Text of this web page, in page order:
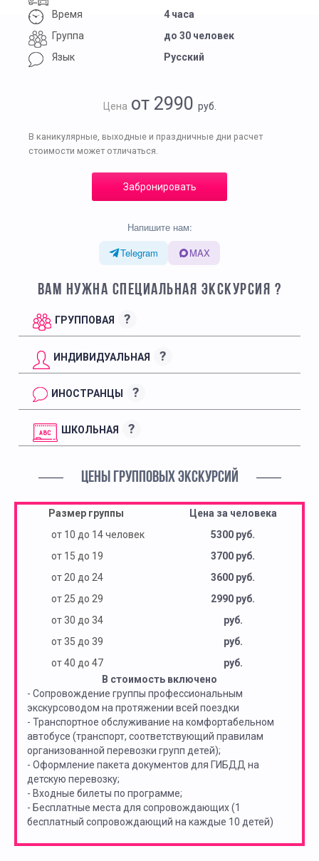
Время
4 часа
Группа
до 30 человек
Язык
Русский
Цена от 2990 руб.
В каникулярные, выходные и праздничные дни расчет
стоимости может отличаться.
Забронировать
Напишите нам:
Telegram
MAX
ВАМ НУЖНА СПЕЦИАЛЬНАЯ ЭКСКУРСИЯ ?
ГРУППОВАЯ ?
ИНДИВИДУАЛЬНАЯ ?
ИНОСТРАНЦЫ ?
ШКОЛЬНАЯ ?
ЦЕНЫ ГРУППОВЫХ ЭКСКУРСИЙ
Размер группы
Цена за человека
от 10 до 14 человек
5300 руб.
от 15 до 19
3700 руб.
от 20 до 24
3600 руб.
от 25 до 29
2990 руб.
от 30 до 34
руб.
от 35 до 39
руб.
от 40 до 47
руб.
В стоимость включено
- Сопровождение группы профессиональным
экскурсоводом на протяжении всей поездки
- Транспортное обслуживание на комфортабельном
автобусе (транспорт, соответствующий правилам
организованной перевозки групп детей);
- Оформление пакета документов для ГИБДД на
детскую перевозку;
- Входные билеты по программе;
- Бесплатные места для сопровождающих (1
бесплатный сопровождающий на каждые 10 детей)